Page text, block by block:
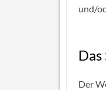
und/
Der